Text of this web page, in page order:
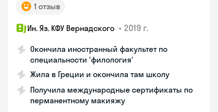
1 отзыв
Ин. Яз. КФУ Вернадского • 2019 г.
Окончила иностранный факультет по
специальности 'филология'
Жила в Греции и окончила там школу
Получила международные сертификаты по
перманентному макияжу